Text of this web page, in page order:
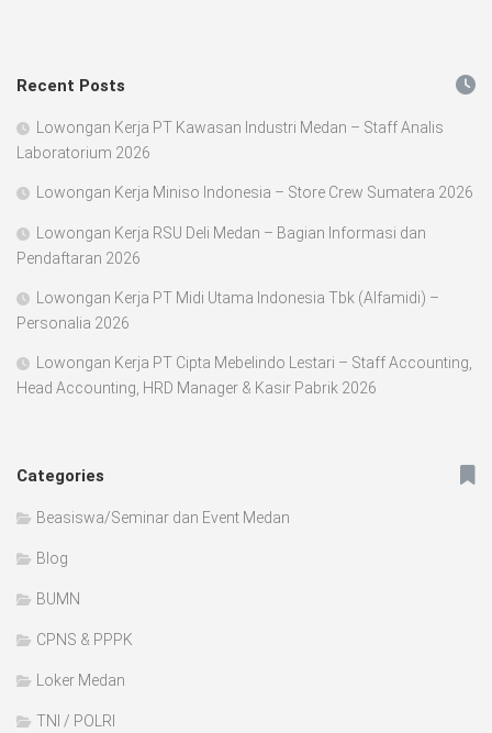
Recent Posts
Lowongan Kerja PT Kawasan Industri Medan – Staff Analis
Laboratorium 2026
Lowongan Kerja Miniso Indonesia – Store Crew Sumatera 2026
Lowongan Kerja RSU Deli Medan – Bagian Informasi dan
Pendaftaran 2026
Lowongan Kerja PT Midi Utama Indonesia Tbk (Alfamidi) –
Personalia 2026
Lowongan Kerja PT Cipta Mebelindo Lestari – Staff Accounting,
Head Accounting, HRD Manager & Kasir Pabrik 2026
Categories
Beasiswa/Seminar dan Event Medan
Blog
BUMN
CPNS & PPPK
Loker Medan
TNI / POLRI